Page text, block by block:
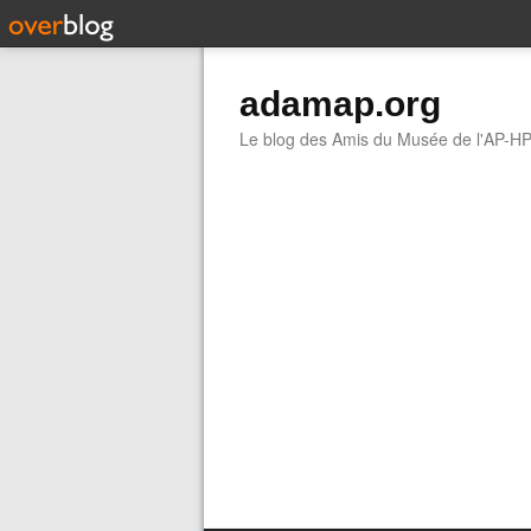
adamap.org
Le blog des Amis du Musée de l'AP-HP